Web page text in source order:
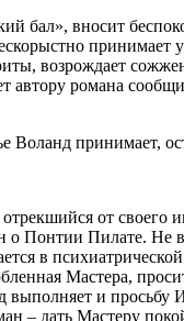
бал», вносит
принимает
возрождает
автору романа
Воланд принимает,
от своего
о Понтии Пилате. Не
в
Мастера,
выполняет и просьбу
– дать Мастеру